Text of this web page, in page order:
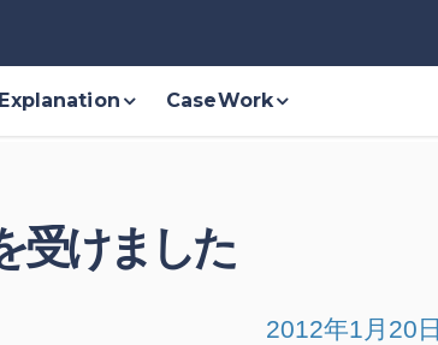
Explanation CaseWork
受けました
2012年1月20日